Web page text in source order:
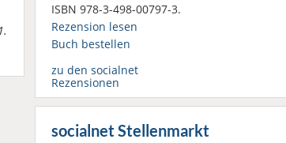
ISBN 978-3-498-00797-3.
Rezension lesen
Buch bestellen
zu den socialnet
Rezensionen
socialnet Stellenmarkt